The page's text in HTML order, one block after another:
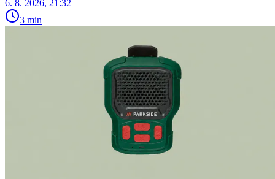
6. 8. 2026, 21:32
3 min